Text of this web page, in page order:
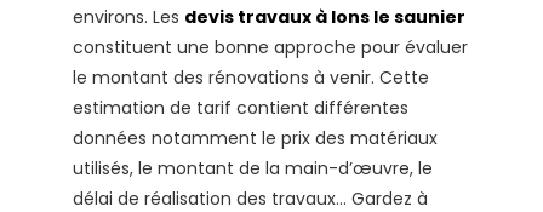
environs. Les devis travaux à lons le saunier
constituent une bonne approche pour évaluer
le montant des rénovations à venir. Cette
estimation de tarif contient différentes
données notamment le prix des matériaux
utilisés, le montant de la main-d’œuvre, le
délai de réalisation des travaux… Gardez à